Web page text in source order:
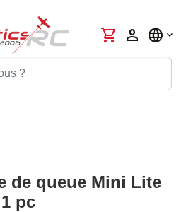
shopping_cart person language
de queue Mini Lite
pc